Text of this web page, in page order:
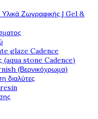
Ζωγραφικής | Gel &
glaze Cadence
(aqua stone Cadence)
(Βερνικόχρωμα)
διαλύτες